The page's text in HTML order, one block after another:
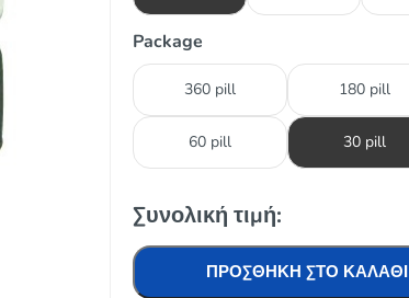
Package
360 pill 180 pill
60 pill 30 pill
Συνολική τιμή:
ΠΡΟΣΘΉΚΗ ΣΤΟ ΚΑΛΆΘΙ